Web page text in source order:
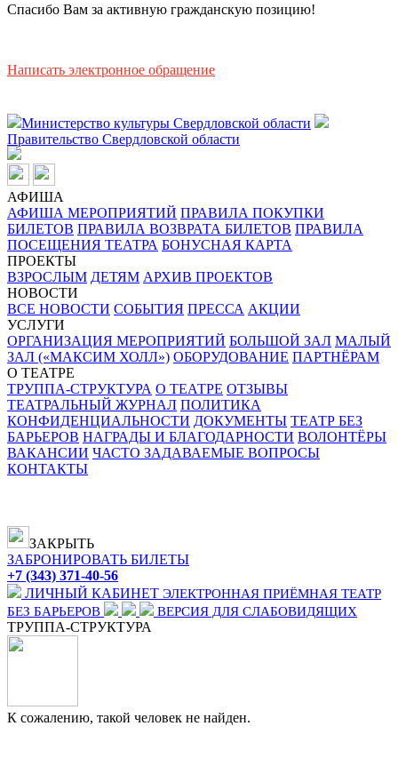
Спасибо Вам за активную гражданскую позицию!
Написать электронное обращение
Министерство культуры Свердловской области
Правительство Свердловской области
АФИША
АФИША МЕРОПРИЯТИЙ ПРАВИЛА ПОКУПКИ
БИЛЕТОВ ПРАВИЛА ВОЗВРАТА БИЛЕТОВ ПРАВИЛА
ПОСЕЩЕНИЯ ТЕАТРА БОНУСНАЯ КАРТА
ПРОЕКТЫ
ВЗРОСЛЫМ ДЕТЯМ АРХИВ ПРОЕКТОВ
НОВОСТИ
ВСЕ НОВОСТИ СОБЫТИЯ ПРЕССА АКЦИИ
УСЛУГИ
ОРГАНИЗАЦИЯ МЕРОПРИЯТИЙ БОЛЬШОЙ ЗАЛ МАЛЫЙ
ЗАЛ («МАКСИМ ХОЛЛ») ОБОРУДОВАНИЕ ПАРТНЁРАМ
О ТЕАТРЕ
ТРУППА-СТРУКТУРА О ТЕАТРЕ ОТЗЫВЫ
ТЕАТРАЛЬНЫЙ ЖУРНАЛ ПОЛИТИКА
КОНФИДЕНЦИАЛЬНОСТИ ДОКУМЕНТЫ ТЕАТР БЕЗ
БАРЬЕРОВ НАГРАДЫ И БЛАГОДАРНОСТИ ВОЛОНТЁРЫ
ВАКАНСИИ ЧАСТО ЗАДАВАЕМЫЕ ВОПРОСЫ
КОНТАКТЫ
ЗАКРЫТЬ
ЗАБРОНИРОВАТЬ БИЛЕТЫ
+7 (343) 371-40-56
ЛИЧНЫЙ КАБИНЕТ ЭЛЕКТРОННАЯ ПРИЁМНАЯ ТЕАТР
БЕЗ БАРЬЕРОВ
ВЕРСИЯ ДЛЯ СЛАБОВИДЯЩИХ
ТРУППА-СТРУКТУРА
К сожалению, такой человек не найден.